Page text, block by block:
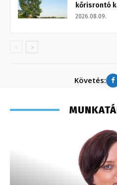
kőrisrontó
2026.08.09.
Követés: